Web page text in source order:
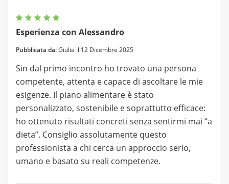
Esperienza con Alessandro
Pubblicata da:Giulia il 12 Dicembre 2025
Sin dal primo incontro ho trovato una persona
competente, attenta e capace di ascoltare le mie
esigenze. Il piano alimentare è stato
personalizzato, sostenibile e soprattutto efficace:
ho ottenuto risultati concreti senza sentirmi mai “a
dieta”. Consiglio assolutamente questo
professionista a chi cerca un approccio serio,
umano e basato su reali competenze.